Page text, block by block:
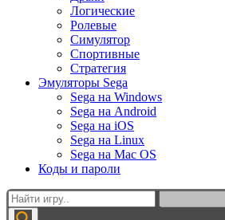
Логические
Ролевые
Симулятор
Спортивные
Стратегия
Эмуляторы Sega
Sega на Windows
Sega на Android
Sega на iOS
Sega на Linux
Sega на Mac OS
Коды и пароли